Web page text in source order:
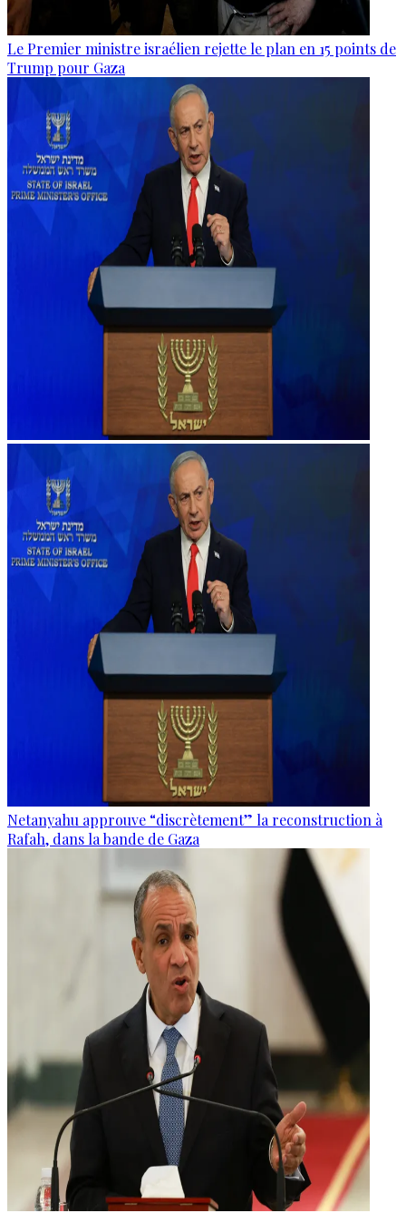
Le Premier ministre israélien rejette le plan en 15 points de
Trump pour Gaza
Netanyahu approuve “discrètement” la reconstruction à
Rafah, dans la bande de Gaza